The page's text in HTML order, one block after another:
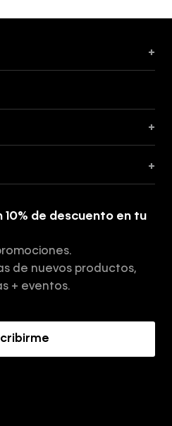
+
+
+
de descuento en tu
de nuevos productos,
+ eventos.